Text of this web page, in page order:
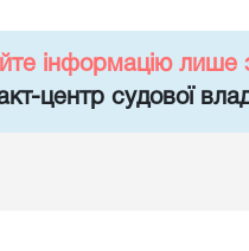
інформацію лише
центр судової